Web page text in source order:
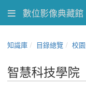
數位影像典藏館
知識庫 目錄總覽 校
智慧科技學院